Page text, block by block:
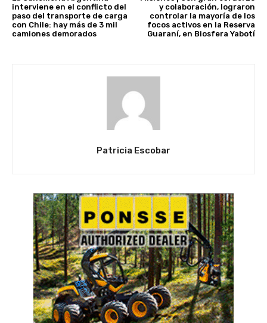
interviene en el conflicto del
paso del transporte de carga
con Chile: hay más de 3 mil
camiones demorados
y colaboración, lograron
controlar la mayoría de los
focos activos en la Reserva
Guaraní, en Biosfera Yabotí
Patricia Escobar